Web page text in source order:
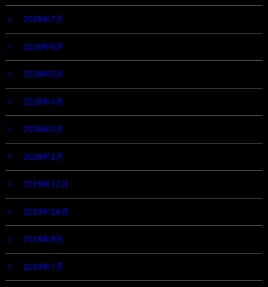
2020年7月
2020年6月
2020年5月
2020年4月
2020年2月
2020年1月
2019年12月
2019年10月
2019年9月
2019年7月